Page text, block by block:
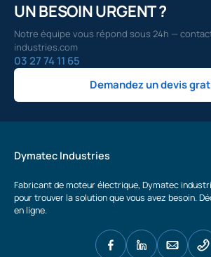
UN BESOIN URGENT ?
Notre équipe vous répond sous 24h —
industries.com
03 27 74 11 65
Demandez un devis
Dymatec Industries
Fabricant de moteur électrique, Dymatec
pour trouver la solution que vous avez besoin.
en ligne.